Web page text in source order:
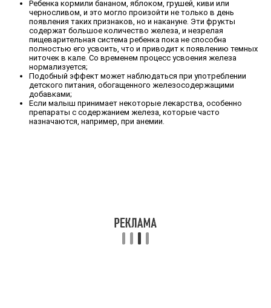
Ребенка кормили бананом, яблоком, грушей, киви или
черносливом, и это могло произойти не только в день
появления таких признаков, но и накануне. Эти фрукты
содержат большое количество железа, и незрелая
пищеварительная система ребенка пока не способна
полностью его усвоить, что и приводит к появлению темных
ниточек в кале. Со временем процесс усвоения железа
нормализуется;
Подобный эффект может наблюдаться при употреблении
детского питания, обогащенного железосодержащими
добавками;
Если малыш принимает некоторые лекарства, особенно
препараты с содержанием железа, которые часто
назначаются, например, при анемии.